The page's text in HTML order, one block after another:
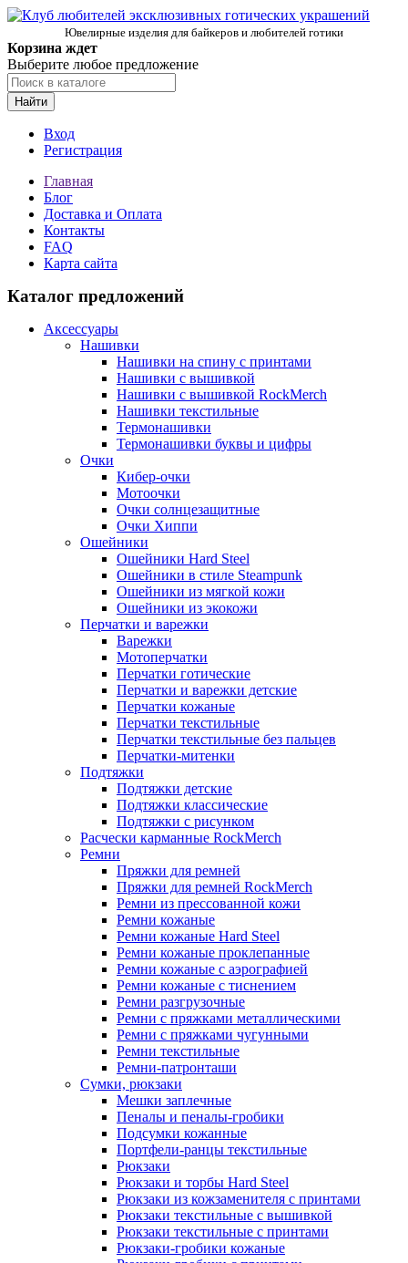
Ювелирные изделия для байкеров и любителей готики
Корзина ждет
Выберите любое предложение
Найти
Вход
Регистрация
Главная
Блог
Доставка и Оплата
Контакты
FAQ
Карта сайта
Каталог предложений
Аксессуары
Нашивки
Нашивки на спину с принтами
Нашивки с вышивкой
Нашивки с вышивкой RockMerch
Нашивки текстильные
Термонашивки
Термонашивки буквы и цифры
Очки
Кибер-очки
Мотоочки
Очки солнцезащитные
Очки Хиппи
Ошейники
Ошейники Hard Steel
Ошейники в стиле Steampunk
Ошейники из мягкой кожи
Ошейники из экокожи
Перчатки и варежки
Варежки
Мотоперчатки
Перчатки готические
Перчатки и варежки детские
Перчатки кожаные
Перчатки текстильные
Перчатки текстильные без пальцев
Перчатки-митенки
Подтяжки
Подтяжки детские
Подтяжки классические
Подтяжки с рисунком
Расчески карманные RockMerch
Ремни
Пряжки для ремней
Пряжки для ремней RockMerch
Ремни из прессованной кожи
Ремни кожаные
Ремни кожаные Hard Steel
Ремни кожаные проклепанные
Ремни кожаные с аэрографией
Ремни кожаные с тиснением
Ремни разгрузочные
Ремни с пряжками металлическими
Ремни с пряжками чугунными
Ремни текстильные
Ремни-патронташи
Сумки, рюкзаки
Мешки заплечные
Пеналы и пеналы-гробики
Подсумки кожанные
Портфели-ранцы текстильные
Рюкзаки
Рюкзаки и торбы Hard Steel
Рюкзаки из кожзаменителя с принтами
Рюкзаки текстильные с вышивкой
Рюкзаки текстильные с принтами
Рюкзаки-гробики кожаные